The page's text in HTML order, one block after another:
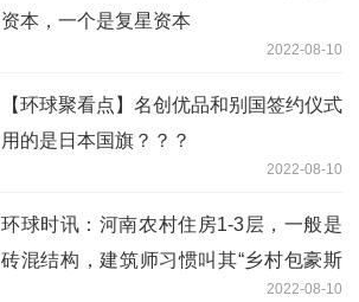
资本，一个是复星资本
2022-08-10
【环球聚看点】名创优品和别国签约仪式
用的是日本国旗？？？
2022-08-10
环球时讯：河南农村住房1-3层，一般是
砖混结构，建筑师习惯叫其“乡村包豪斯
2022-08-10